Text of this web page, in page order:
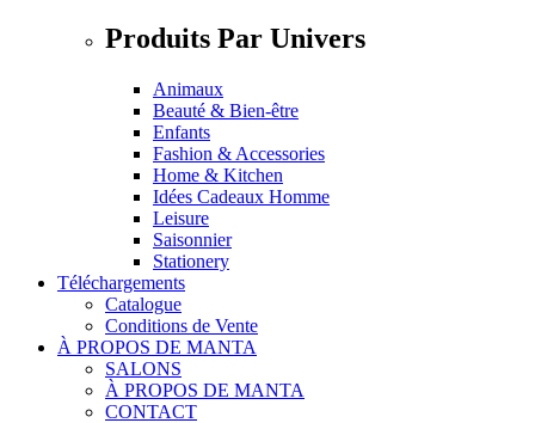
Produits Par Univers
Animaux
Beauté & Bien-être
Enfants
Fashion & Accessories
Home & Kitchen
Idées Cadeaux Homme
Leisure
Saisonnier
Stationery
Téléchargements
Catalogue
Conditions de Vente
À PROPOS DE MANTA
SALONS
À PROPOS DE MANTA
CONTACT